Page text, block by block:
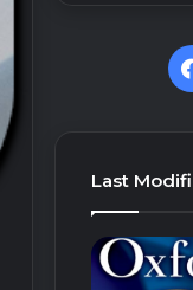
Last